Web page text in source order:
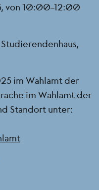
von 10:00–12:00
im Wahlamt der
im Wahlamt der
Standort unter: